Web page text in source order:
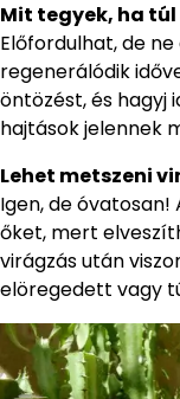
Mit tegyek, ha
Előfordulhat, de
regenerálódik
öntözést, és hagyj
hajtások jelennek
Lehet metszeni
Igen, de
őket, mert
virágzás után
elöregedett vagy